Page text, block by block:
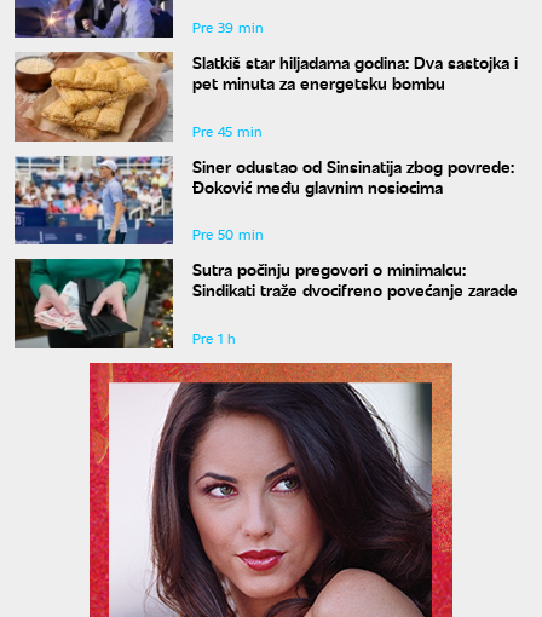
Pre 39 min
Slatkiš star hiljadama godina: Dva sastojka i
pet minuta za energetsku bombu
Pre 45 min
Siner odustao od Sinsinatija zbog povrede:
Đoković među glavnim nosiocima
Pre 50 min
Sutra počinju pregovori o minimalcu:
Sindikati traže dvocifreno povećanje zarade
Pre 1 h